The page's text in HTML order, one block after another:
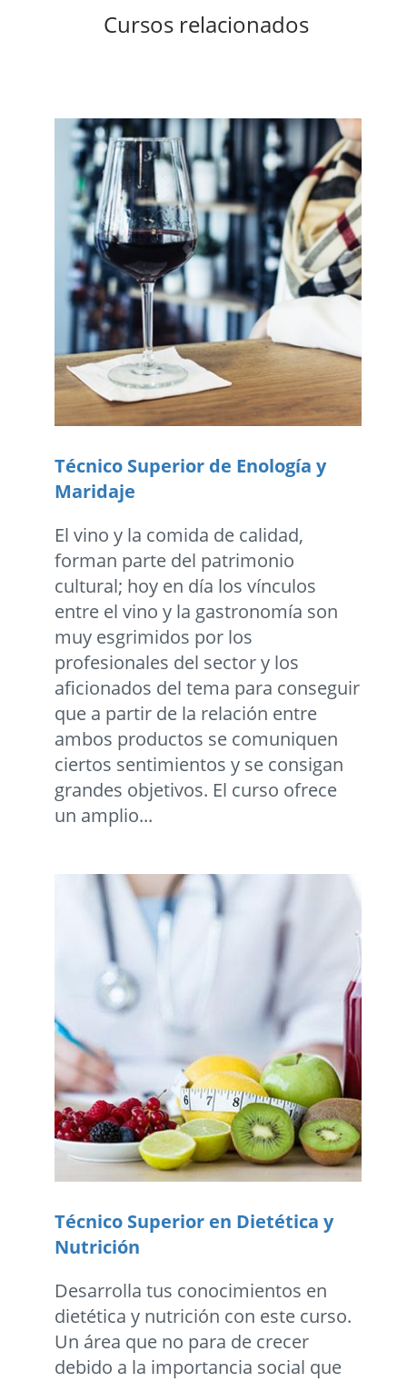
Cursos relacionados
Técnico Superior de Enología y
Maridaje
El vino y la comida de calidad,
forman parte del patrimonio
cultural; hoy en día los vínculos
entre el vino y la gastronomía son
muy esgrimidos por los
profesionales del sector y los
aficionados del tema para conseguir
que a partir de la relación entre
ambos productos se comuniquen
ciertos sentimientos y se consigan
grandes objetivos. El curso ofrece
un amplio...
Técnico Superior en Dietética y
Nutrición
Desarrolla tus conocimientos en
dietética y nutrición con este curso.
Un área que no para de crecer
debido a la importancia social que